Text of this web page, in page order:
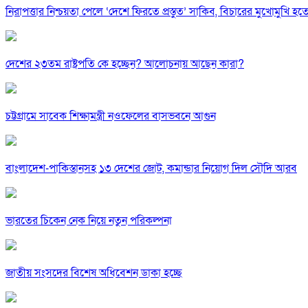
নিরাপত্তার নিশ্চয়তা পেলে ‘দেশে ফিরতে প্রস্তুত’ সাকিব, বিচারের মুখোমুখি
দেশের ২৩তম রাষ্ট্রপতি কে হচ্ছেন? আলোচনায় আছেন কারা?
চট্টগ্রামে সাবেক শিক্ষামন্ত্রী নওফেলের বাসভবনে আগুন
বাংলাদেশ-পাকিস্তানসহ ১৩ দেশের জোট, কমান্ডার নিয়োগ দিল সৌদি আরব
ভারতের চিকেন নেক নিয়ে নতুন পরিকল্পনা
জাতীয় সংসদের বিশেষ অধিবেশন ডাকা হচ্ছে